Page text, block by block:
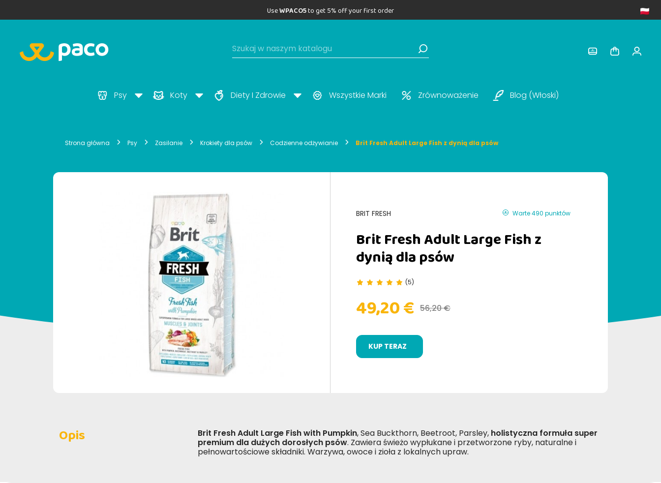
UseWPACO5to get 5% off your first order
Psy Koty Diety I Zdrowie Wszystkie Marki Zrównoważenie Blog (włoski)
Strona główna Psy Zasilanie Krokiety dla psów Codzienne odżywianie Brit Fresh Adult Large Fish z dynią dla psów
BRIT FRESH Warte 490 punktów
Brit Fresh Adult Large Fish z
dynią dla psów
(5)
49,20 € 56,20 €
KUP TERAZ
Opis Brit Fresh Adult Large Fish with Pumpkin, Sea Buckthorn, Beetroot, Parsley, holistyczna formuła super
premium dla dużych dorosłych psów. Zawiera świeżo wypłukane i przetworzone ryby, naturalne i
pełnowartościowe składniki. Warzywa, owoce i zioła z lokalnych upraw.